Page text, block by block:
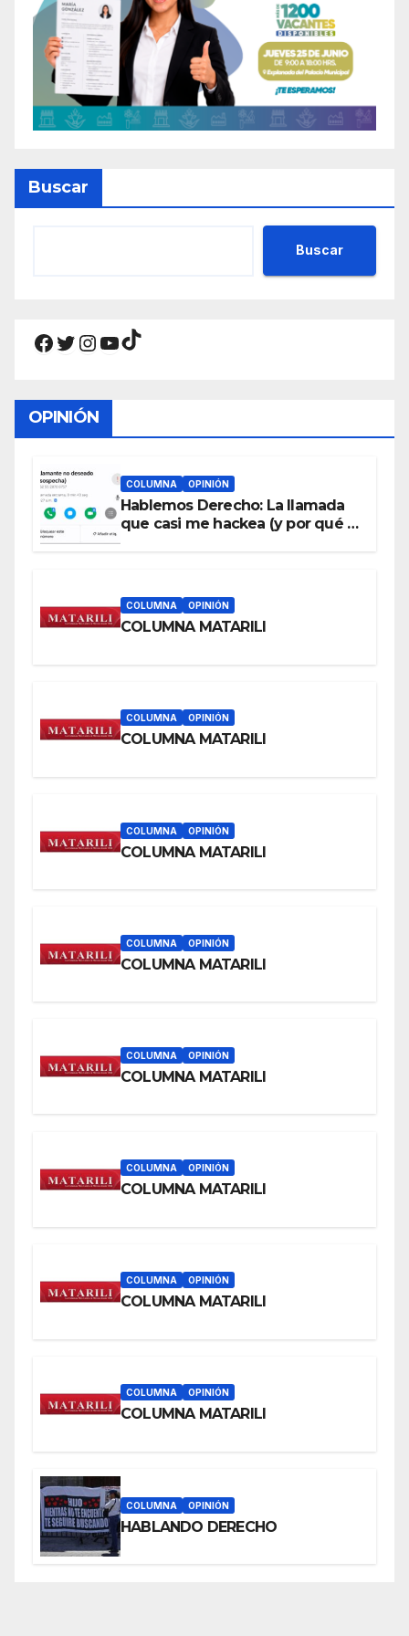
Buscar
Buscar
Facebook
Twitter
Instagram
YouTube
TikTok
OPINIÓN
COLUMNA OPINIÓN
Hablemos Derecho: La llamada
que casi me hackea (y por qué a
COLUMNA OPINIÓN
COLUMNA MATARILI
COLUMNA OPINIÓN
COLUMNA MATARILI
COLUMNA OPINIÓN
COLUMNA MATARILI
COLUMNA OPINIÓN
COLUMNA MATARILI
COLUMNA OPINIÓN
COLUMNA MATARILI
COLUMNA OPINIÓN
COLUMNA MATARILI
COLUMNA OPINIÓN
COLUMNA MATARILI
COLUMNA OPINIÓN
COLUMNA MATARILI
COLUMNA OPINIÓN
HABLANDO DERECHO